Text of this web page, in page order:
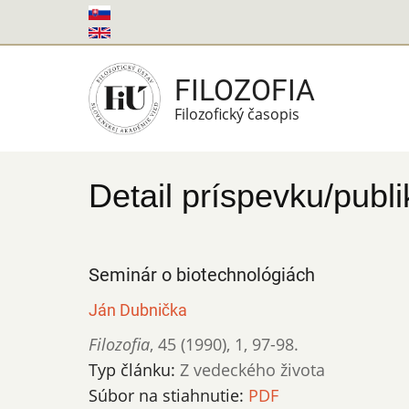
na
FILOZOFIA
Filozofický časopis
Detail príspevku/
Seminár o biotechnológiách
Ján Dubnička
Filozofia, 45 (1990), 1, 97-98.
Typ článku: Z vedeckého života
Súbor na stiahnutie: PDF